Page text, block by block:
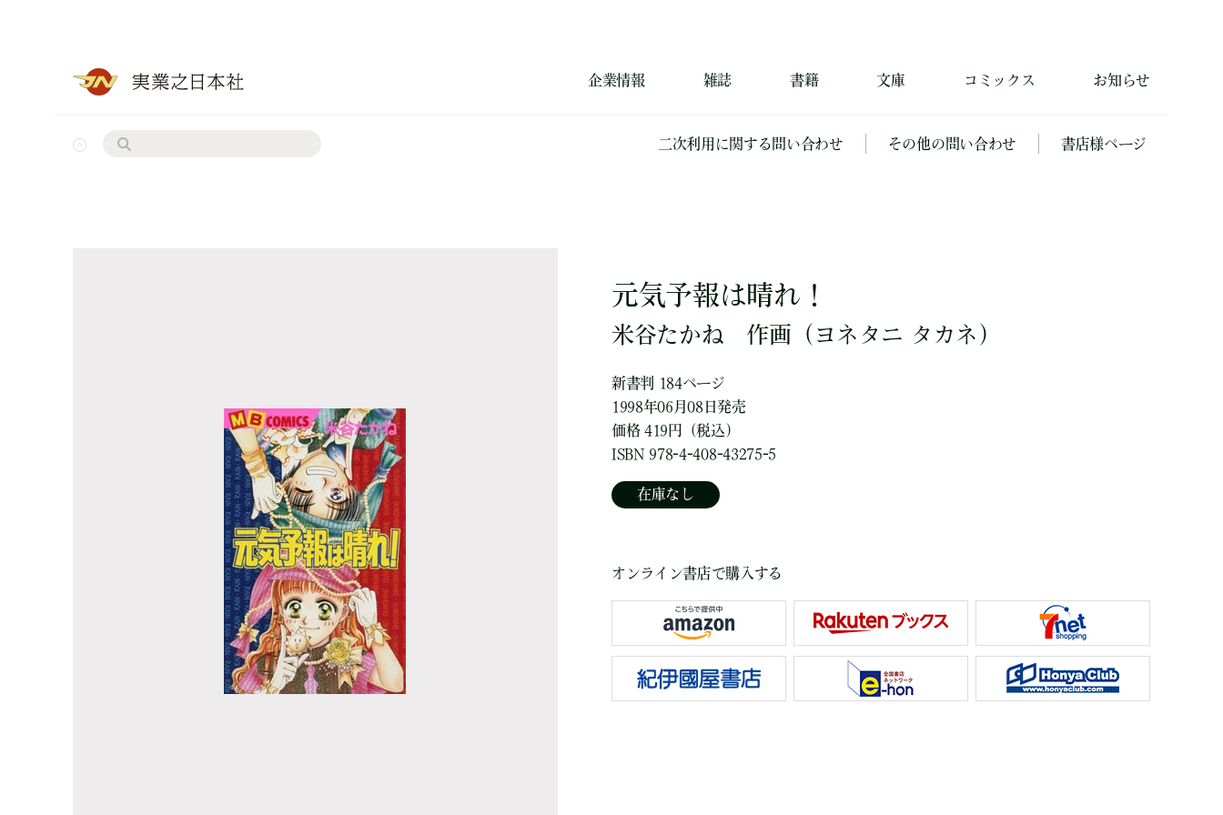
企業情報 雑誌 書籍 文庫 コミックス お知らせ
二次利用に関する問い合わせ その他の問い合わせ 書店様ページ
元気予報は晴れ！
米谷たかね 作画 （ヨネタニ タカネ）
新書判 184ページ
1998年06月08日発売
価格 419円（税込）
ISBN 978-4-408-43275-5
在庫なし
オンライン書店で購入する